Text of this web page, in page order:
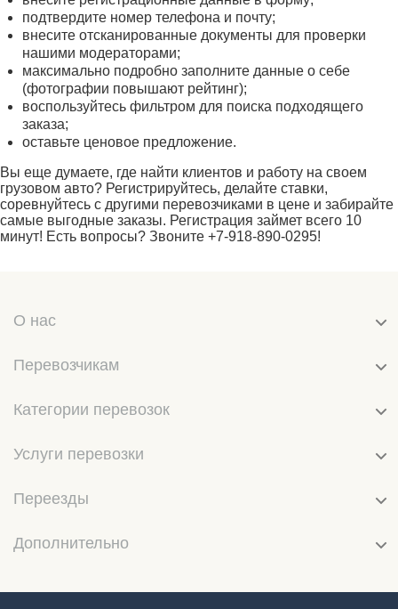
подтвердите номер телефона и почту;
внесите отсканированные документы для проверки
нашими модераторами;
максимально подробно заполните данные о себе
(фотографии повышают рейтинг);
воспользуйтесь фильтром для поиска подходящего
заказа;
оставьте ценовое предложение.
Вы еще думаете, где найти клиентов и работу на своем
грузовом авто? Регистрируйтесь, делайте ставки,
соревнуйтесь с другими перевозчиками в цене и забирайте
самые выгодные заказы. Регистрация займет всего 10
минут! Есть вопросы? Звоните +7-918-890-0295!
О нас
Перевозчикам
Категории перевозок
Услуги перевозки
Переезды
Дополнительно